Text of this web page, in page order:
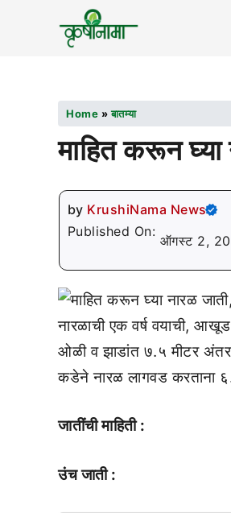
Home »बातम्या
माहित करून घ्या
by KrushiNama News
Published On:
ऑगस्ट 2,
नारळाची एक वर्ष वयाची, आखूड
ओळी व झाडांत ७.५ मीटर अंतर
कडेने नारळ लागवड करताना
जातींची माहिती :
उंच जाती :